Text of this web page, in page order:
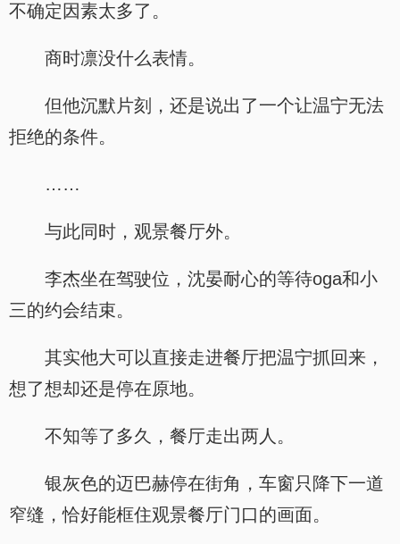
不确定因素太多了。
商时凛没什么表情。
但他沉默片刻，还是说出了一个让温宁无法
拒绝的条件。
……
与此同时，观景餐厅外。
李杰坐在驾驶位，沈晏耐心的等待oga和小
三的约会结束。
其实他大可以直接走进餐厅把温宁抓回来，
想了想却还是停在原地。
不知等了多久，餐厅走出两人。
银灰色的迈巴赫停在街角，车窗只降下一道
窄缝，恰好能框住观景餐厅门口的画面。